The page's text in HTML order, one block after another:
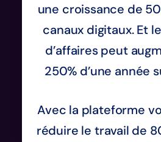
une croissance de
canaux digitaux. Et
d’affaires peut
250% d’une année
Avec la plateforme
réduire le travail de